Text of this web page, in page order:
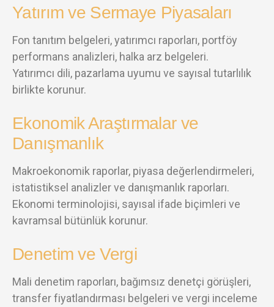
Yatırım ve Sermaye Piyasaları
Fon tanıtım belgeleri, yatırımcı raporları, portföy
performans analizleri, halka arz belgeleri.
Yatırımcı dili, pazarlama uyumu ve sayısal tutarlılık
birlikte korunur.
Ekonomik Araştırmalar ve
Danışmanlık
Makroekonomik raporlar, piyasa değerlendirmeleri,
istatistiksel analizler ve danışmanlık raporları.
Ekonomi terminolojisi, sayısal ifade biçimleri ve
kavramsal bütünlük korunur.
Denetim ve Vergi
Mali denetim raporları, bağımsız denetçi görüşleri,
transfer fiyatlandırması belgeleri ve vergi inceleme